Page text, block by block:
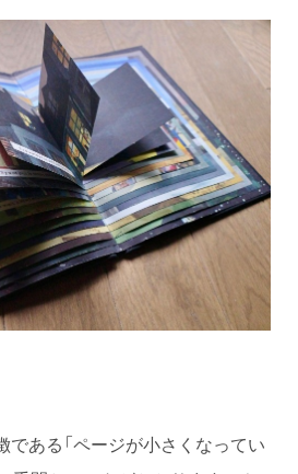
である「ページが小さくなってい